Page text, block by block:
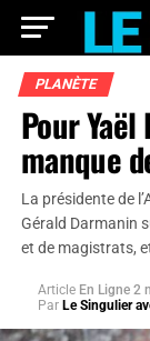
PLANÈTE
Pour
manque
La présidente de
Gérald Darmanin
et de magistrats,
Article En Ligne 2
Par Le Singulier